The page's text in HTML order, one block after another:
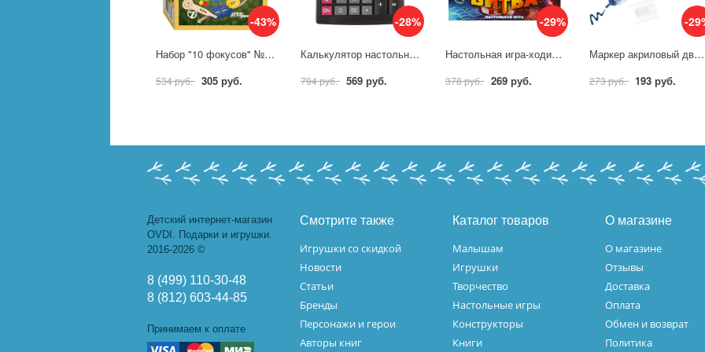
-43%
Набор "10 фокусов" №5 Степ пазл (Step) 76600
534 руб. 305 руб.
-28%
Калькулятор настольный полноразмерный Attache AF-446BG,12р,дв.пит,чрн-сер 1779738
794 руб. 569 руб.
-29%
Настольная игра-ходилка Супербитва, 40 карточек Умные игры 4650250592211 (10)
378 руб. 269 руб.
-
Маркер акриловый двусторонний 3D Edding 5400/933. Цвет Темно-синий 1327879
273 руб. 193 руб.
Детский интернет-магазин
OVDI. Подарки и игрушки.
2016-2026 ©
8 (499) 110-30-48
8 (812) 603-44-85
Принимаем к оплате
Смотрите также
Игрушки со скидкой
Новости
Статьи
Бренды
Персонажи и герои
Авторы книг
Каталог товаров
Малышам
Игрушки
Творчество
Настольные игры
Конструкторы
Книги
О магазине
О магазине
Отзывы
Доставка
Оплата
Обмен и возврат
Политика